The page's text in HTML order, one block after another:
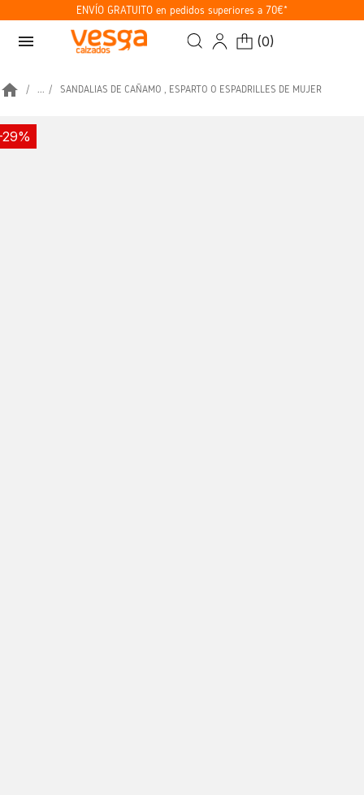
ENVÍO GRATUITO en pedidos superiores a 70€*
menu (0)
home ... SANDALIAS DE CAÑAMO , ESPARTO O ESPADRILLES DE MUJER